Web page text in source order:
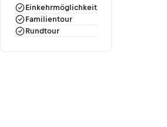
Einkehrmöglichkeit
Familientour
Rundtour